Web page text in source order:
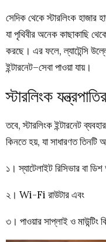
সেদিক থেকে স্টারলিংক
যা পৃথিবীর অনেক কাছাকাছি
করছে। এর ফলে, ল্যাটেন্সি
ইন্টারনেট–সেবা পাওয়া যায়।
স্টারলিংক
তবে, স্টারলিংক ইন্টারনেট
কিনতে হয়, যা সাধারণত
১। স্যাটেলাইট রিসিভার বা ডিশ
২। Wi-Fi রাউটার এবং
৩। পাওয়ার সাপ্লাই ও মাউন্টিং